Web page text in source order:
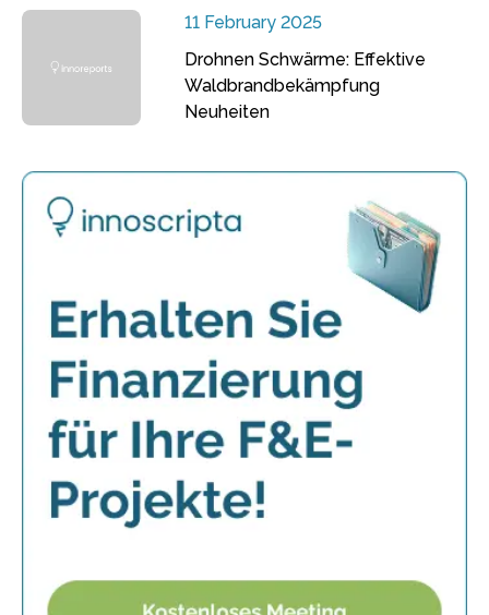
11 February 2025
Drohnen Schwärme: Effektive
Waldbrandbekämpfung
Neuheiten